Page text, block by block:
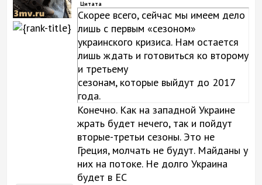
Цитата
Скорее всего, сейчас мы имеем дело
лишь с первым «сезоном»
украинского кризиса. Нам остается
лишь ждать и готовиться ко второму
и третьему
сезонам, которые выйдут до 2017
года.
Конечно. Как на западной Украине
жрать будет нечего, так и пойдут
вторые-третьи сезоны. Это не
Греция, молчать не будут. Майданы у
них на потоке. Не долго Украина
будет в ЕС